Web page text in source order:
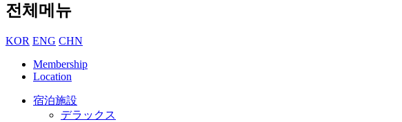
전체메뉴
KOR ENG CHN
Membership
Location
宿泊施設
デラックス